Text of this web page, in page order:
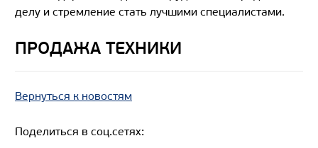
делу и стремление стать лучшими специалистами.
ПРОДАЖА ТЕХНИКИ
Вернуться к новостям
Поделиться в соц.сетях: